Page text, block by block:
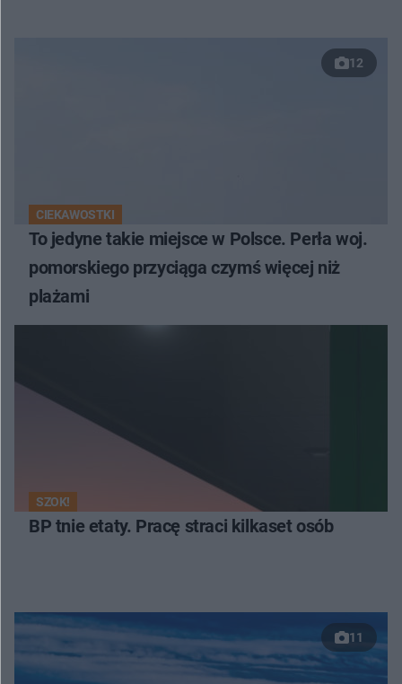
12
CIEKAWOSTKI
To jedyne takie miejsce w Polsce. Perła woj.
pomorskiego przyciąga czymś więcej niż
plażami
SZOK!
BP tnie etaty. Pracę straci kilkaset osób
11